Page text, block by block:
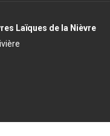
Laïques de la Nièvre